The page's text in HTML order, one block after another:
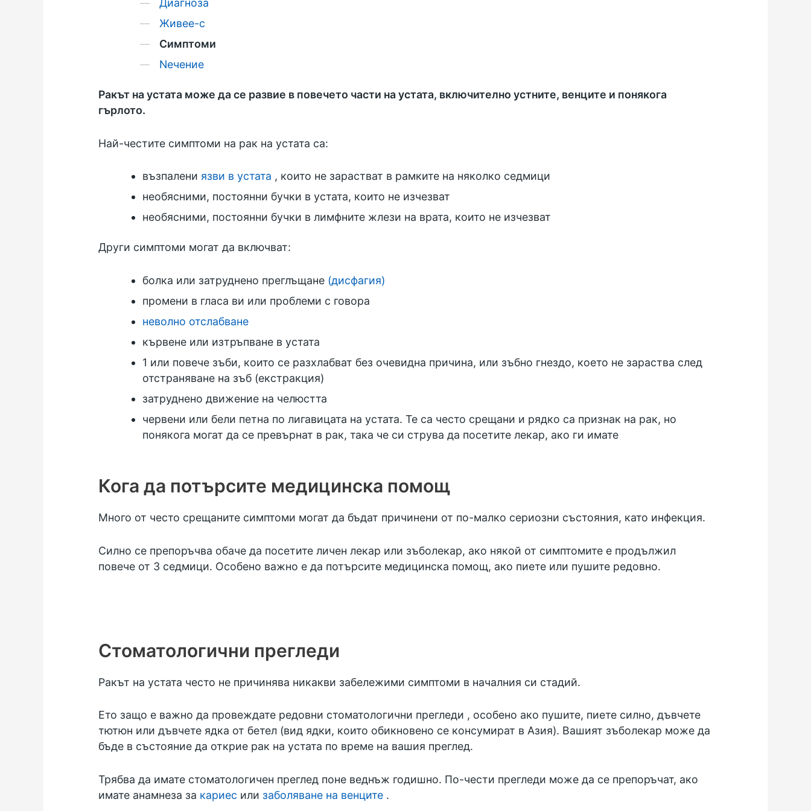
Диагноза
Живее-с
Симптоми
Nечение
Ракът на устата може да се развие в повечето части на устата, включително устните, венците и понякога
гърлото.
Най-честите симптоми на рак на устата са:
възпалени язви в устата , които не зарастват в рамките на няколко седмици
необясними, постоянни бучки в устата, които не изчезват
необясними, постоянни бучки в лимфните жлези на врата, които не изчезват
Други симптоми могат да включват:
болка или затруднено преглъщане (дисфагия)
промени в гласа ви или проблеми с говора
неволно отслабване
кървене или изтръпване в устата
1 или повече зъби, които се разхлабват без очевидна причина, или зъбно гнездо, което не зараства след
отстраняване на зъб (екстракция)
затруднено движение на челюстта
червени или бели петна по лигавицата на устата. Те са често срещани и рядко са признак на рак, но
понякога могат да се превърнат в рак, така че си струва да посетите лекар, ако ги имате
Кога да потърсите медицинска помощ
Много от често срещаните симптоми могат да бъдат причинени от по-малко сериозни състояния, като инфекция.
Силно се препоръчва обаче да посетите личен лекар или зъболекар, ако някой от симптомите е продължил
повече от 3 седмици. Особено важно е да потърсите медицинска помощ, ако пиете или пушите редовно.
Стоматологични прегледи
Ракът на устата често не причинява никакви забележими симптоми в началния си стадий.
Ето защо е важно да провеждате редовни стоматологични прегледи , особено ако пушите, пиете силно, дъвчете
тютюн или дъвчете ядка от бетел (вид ядки, които обикновено се консумират в Азия). Вашият зъболекар може да
бъде в състояние да открие рак на устата по време на вашия преглед.
Трябва да имате стоматологичен преглед поне веднъж годишно. По-чести прегледи може да се препоръчат, ако
имате анамнеза за кариес или заболяване на венците.